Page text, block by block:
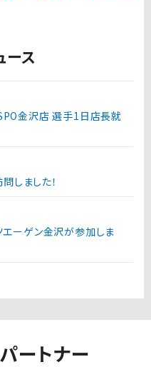
ース
金沢店 選手1日店長就
しました！
ーゲン金沢が参加しま
ートナー